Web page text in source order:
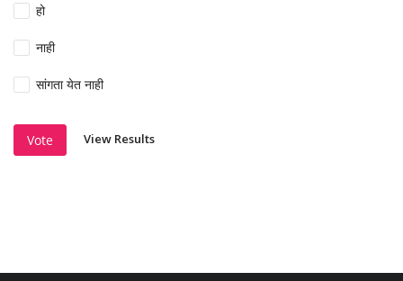
हो
नाही
सांगता येत नाही
Vote View Results